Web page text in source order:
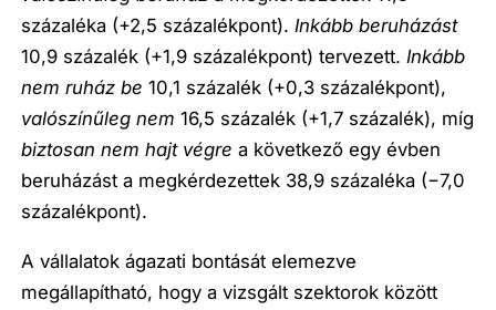
százaléka (+2,5 százalékpont).Inkább beruházást
10,9 százalék (+1,9 százalékpont) tervezett.Inkább
nem ruház be 10,1 százalék (+0,3 százalékpont),
valószínűleg nem 16,5 százalék (+1,7 százalék), míg
biztosan nem hajt végrea következő egy évben
beruházást a megkérdezettek 38,9 százaléka (−7,0
százalékpont).
A vállalatok ágazati bontását elemezve
megállapítható, hogy a vizsgált szektorok között